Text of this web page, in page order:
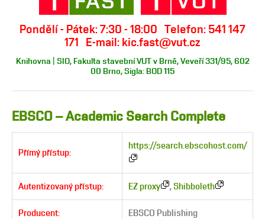
Pondělí - Pátek: 7:30 - 18:00 Telefon: 541 147
171 E-mail: kic.fast@vut.cz
Knihovna | SIO, Fakulta stavební VUT v Brně, Veveří 331/95, 602
00 Brno, Sigla: BOD 115
EBSCO – Academic Search Complete
Přímý přístup:
https://search.ebscohost.com/
Autentizovaný přístup: EZ proxy ,Shibboleth
Producent: EBSCO Publishing